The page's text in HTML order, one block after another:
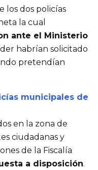
los dos policías
la cual
ante el Ministerio
habrían solicitado
pretendían
municipales de
en la zona de
ciudadanas y
de la Fiscalía
a disposición.